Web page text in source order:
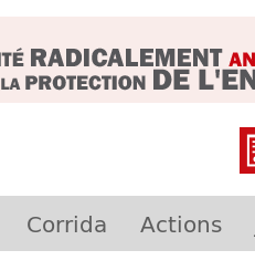
Corrida Actions